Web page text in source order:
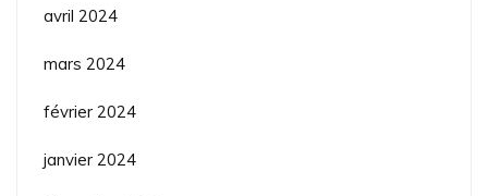
avril 2024
mars 2024
février 2024
janvier 2024